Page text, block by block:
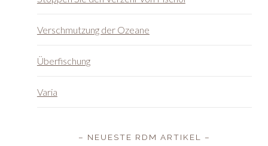
Verschmutzung der Ozeane
Überfischung
Varia
– NEUESTE RDM ARTIKEL –